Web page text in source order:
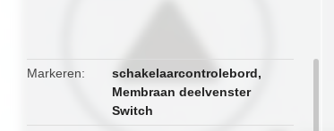
Markeren schakelaarcontrolebord,
Membraan deelvenster
Switch